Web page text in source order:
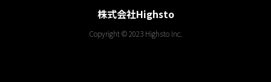
株式会社Highsto
Copyright © 2023 Highsto Inc.